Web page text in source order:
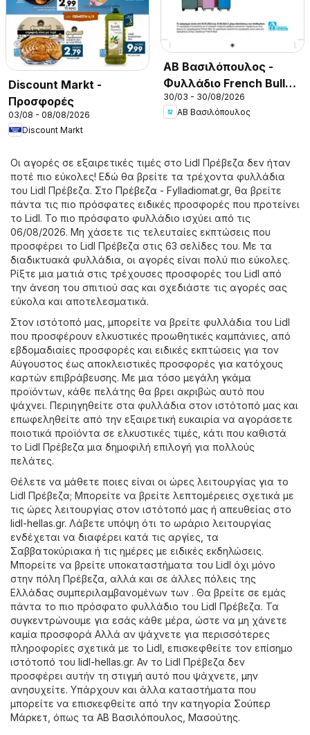
Discount Markt -
Προσφορές
03/08 - 08/08/2026
Discount Markt
ΑΒ Βασιλόπουλος -
Φυλλάδιο French Bull
Continuity leaflet 2026
30/03 - 30/08/2026
ΑΒ Βασιλόπουλος
Οι αγορές σε εξαιρετικές τιμές στο Lidl Πρέβεζα δεν ήταν
ποτέ πιο εύκολες! Εδώ θα βρείτε τα τρέχοντα φυλλάδια
του Lidl Πρέβεζα. Στο Πρέβεζα - Fylladiomat.gr, θα βρείτε
πάντα τις πιο πρόσφατες ειδικές προσφορές που προτείνει
το Lidl. Το πιο πρόσφατο φυλλάδιο ισχύει από τις
06/08/2026. Μη χάσετε τις τελευταίες εκπτώσεις που
προσφέρει το Lidl Πρέβεζα στις 63 σελίδες του. Με τα
διαδικτυακά φυλλάδια, οι αγορές είναι πολύ πιο εύκολες.
Ρίξτε μια ματιά στις τρέχουσες προσφορές του Lidl από
την άνεση του σπιτιού σας και σχεδιάστε τις αγορές σας
εύκολα και αποτελεσματικά.
Στον ιστότοπό μας, μπορείτε να βρείτε φυλλάδια του Lidl
που προσφέρουν ελκυστικές προωθητικές καμπάνιες, από
εβδομαδιαίες προσφορές και ειδικές εκπτώσεις για τον
Αύγουστος έως αποκλειστικές προσφορές για κατόχους
καρτών επιβράβευσης. Με μια τόσο μεγάλη γκάμα
προϊόντων, κάθε πελάτης θα βρει ακριβώς αυτό που
ψάχνει. Περιηγηθείτε στα φυλλάδια στον ιστότοπό μας και
επωφεληθείτε από την εξαιρετική ευκαιρία να αγοράσετε
ποιοτικά προϊόντα σε ελκυστικές τιμές, κάτι που καθιστά
το Lidl Πρέβεζα μια δημοφιλή επιλογή για πολλούς
πελάτες.
Θέλετε να μάθετε ποιες είναι οι ώρες λειτουργίας για το
Lidl Πρέβεζα; Μπορείτε να βρείτε λεπτομέρειες σχετικά με
τις ώρες λειτουργίας στον ιστότοπό μας ή απευθείας στο
lidl-hellas.gr. Λάβετε υπόψη ότι το ωράριο λειτουργίας
ενδέχεται να διαφέρει κατά τις αργίες, τα
Σαββατοκύριακα ή τις ημέρες με ειδικές εκδηλώσεις.
Μπορείτε να βρείτε υποκαταστήματα του Lidl όχι μόνο
στην πόλη Πρέβεζα, αλλά και σε άλλες πόλεις της
Ελλάδας συμπεριλαμβανομένων των . Θα βρείτε σε εμάς
πάντα το πιο πρόσφατο φυλλάδιο του Lidl Πρέβεζα. Τα
συγκεντρώνουμε για εσάς κάθε μέρα, ώστε να μη χάνετε
καμία προσφορά Αλλά αν ψάχνετε για περισσότερες
πληροφορίες σχετικά με το Lidl, επισκεφθείτε τον επίσημο
ιστότοπό του lidl-hellas.gr. Αν το Lidl Πρέβεζα δεν
προσφέρει αυτήν τη στιγμή αυτό που ψάχνετε, μην
ανησυχείτε. Υπάρχουν και άλλα καταστήματα που
μπορείτε να επισκεφθείτε από την κατηγορία Σούπερ
Μάρκετ , όπως τα ΑΒ Βασιλόπουλος Μασούτης.